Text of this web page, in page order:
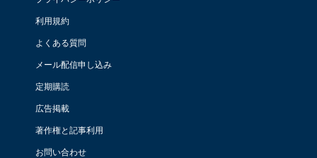
利用規約
よくある質問
メール配信申し込み
定期購読
広告掲載
著作権と記事利用
お問い合わせ